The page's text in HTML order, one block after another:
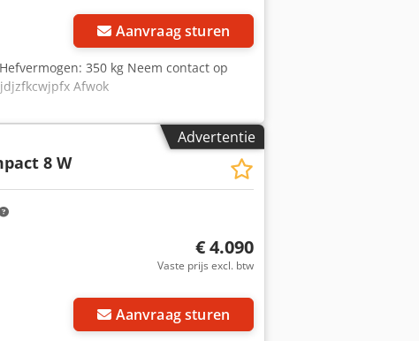
Aanvraag sturen
350 kg Neem contact op
Afwok
Advertentie
8 W
€ 4.090
Vaste prijs excl. btw
Aanvraag sturen